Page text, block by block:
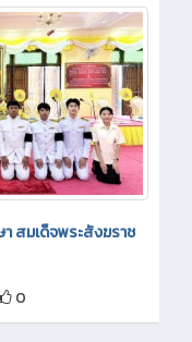
สมเด็จพระสังฆราช
0